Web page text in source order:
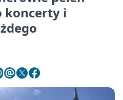
koncerty i